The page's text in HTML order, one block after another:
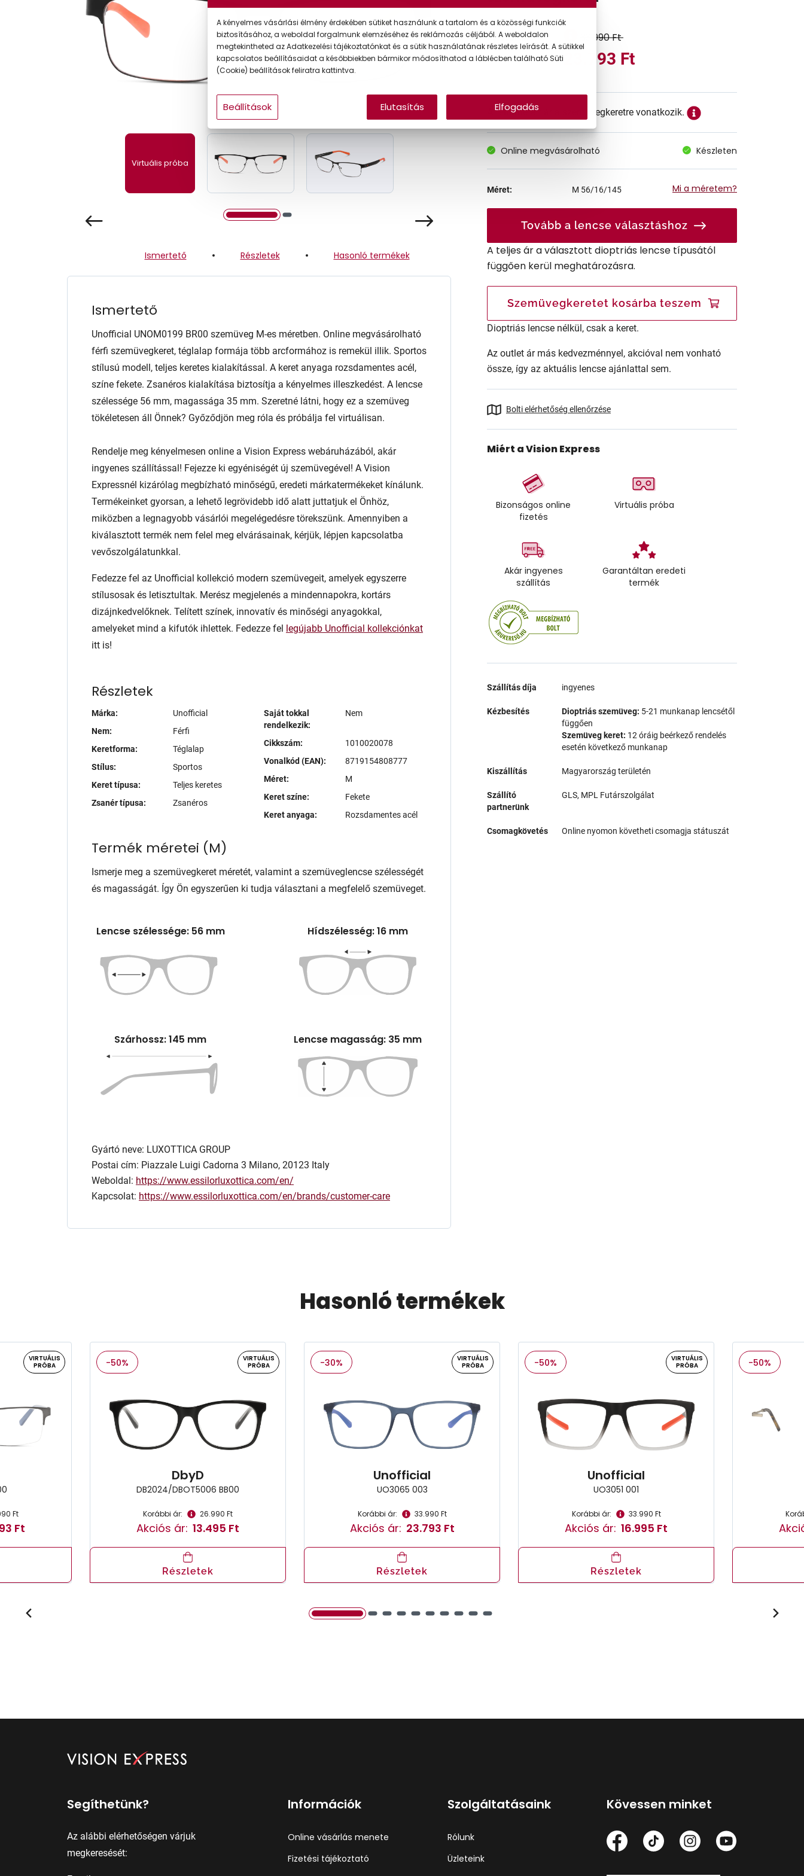
Gyermek
Virtuális próba
Ismertető Részletek Hasonló termékek
Ismertető
Unofficial UNOM0199 BR00 szemüveg M-es méretben. Online megvásárolható
férfi szemüvegkeret, téglalap formája több arcformához is remekül illik. Sportos
stílusú modell, teljes keretes kialakítással. A keret anyaga rozsdamentes acél,
színe fekete. Zsanéros kialakítása biztosítja a kényelmes illeszkedést. A lencse
szélessége 56 mm, magassága 35 mm. Szeretné látni, hogy ez a szemüveg
tökéletesen áll Önnek? Győződjön meg róla és próbálja fel virtuálisan.
Rendelje meg kényelmesen online a Vision Express webáruházából, akár
ingyenes szállítással! Fejezze ki egyéniségét új szemüvegével! A Vision
Expressnél kizárólag megbízható minőségű, eredeti márkatermékeket kínálunk.
Termékeinket gyorsan, a lehető legrövidebb idő alatt juttatjuk el Önhöz,
miközben a legnagyobb vásárlói megelégedésre törekszünk. Amennyiben a
kiválasztott termék nem felel meg elvárásainak, kérjük, lépjen kapcsolatba
vevőszolgálatunkkal.
Fedezze fel az Unofficial kollekció modern szemüvegeit, amelyek egyszerre
stílusosak és letisztultak. Merész megjelenés a mindennapokra, kortárs
dizájnkedvelőknek. Telített színek, innovatív és minőségi anyagokkal,
amelyeket mind a kifutók ihlettek. Fedezze fel legújabb Unofficial kollekciónkat
itt is!
Részletek
Márka:
Unofficial
Nem:
Férfi
Keretforma:
Téglalap
Stílus:
Sportos
Keret típusa:
Teljes keretes
Zsanér típusa:
Zsanéros
Saját tokkal
rendelkezik:
Nem
Cikkszám:
1010020078
Vonalkód (EAN):
8719154808777
Méret:
M
Keret színe:
Fekete
Keret anyaga:
Rozsdamentes acél
Termék méretei (M)
Ismerje meg a szemüvegkeret méretét, valamint a szemüveglencse szélességét
és magasságát. Így Ön egyszerűen ki tudja választani a megfelelő szemüveget.
Lencse szélessége: 56 mm Hídszélesség: 16 mm
Szárhossz: 145 mm Lencse magasság: 35 mm
Gyártó neve: LUXOTTICA GROUP
Postai cím: Piazzale Luigi Cadorna 3 Milano, 20123 Italy
Weboldal: https://www.essilorluxottica.com/en/
Kapcsolat: https://www.essilorluxottica.com/en/brands/customer-care
Korábbi ár: 33.990 Ft
Akciós ár: 23.793 Ft
A feltűntetett ár a szemüvegkeretre vonatkozik.
Online megvásárolható Készleten
Méret: M 56/16/145 Mi a méretem?
Tovább a lencse választáshoz
A teljes ár a választott dioptriás lencse típusától
függően kerül meghatározásra.
Szemüvegkeretet kosárba teszem
Dioptriás lencse nélkül, csak a keret.
Az outlet ár más kedvezménnyel, akcióval nem vonható
össze, így az aktuális lencse ajánlattal sem.
Bolti elérhetőség ellenőrzése
Miért a Vision Express
Bizonságos online
fizetés
Virtuális próba
Akár ingyenes
szállítás
Garantáltan eredeti
termék
Szállítás díja ingyenes
Kézbesítés Dioptriás szemüveg: 5-21 munkanap lencsétől
függően
Szemüveg keret: 12 óráig beérkező rendelés
esetén következő munkanap
Kiszállítás Magyarország területén
Szállító
partnerünk
GLS, MPL Futárszolgálat
Csomagkövetés Online nyomon követheti csomagja státuszát
Hasonló termékek
VIRTUÁLIS
PRÓBA
Ft
Ft
-50%
VIRTUÁLIS
PRÓBA
DbyD
DB2024/DBOT5006 BB00
Korábbi ár: 26.990 Ft
Akciós ár: 13.495 Ft
Részletek
-30%
VIRTUÁLIS
PRÓBA
Unofficial
UO3065 003
Korábbi ár: 33.990 Ft
Akciós ár: 23.793 Ft
Részletek
-50%
VIRTUÁLIS
PRÓBA
Unofficial
UO3051 001
Korábbi ár: 33.990 Ft
Akciós ár: 16.995 Ft
Részletek
-50%
Segíthetünk?
Az alábbi elérhetőségen várjuk
megkeresését:
Információk
Online vásárlás menete
Fizetési tájékoztató
Szolgáltatásaink
Rólunk
Üzleteink
Kövessen minket
A kényelmes vásárlási élmény érdekében sütiket használunk a tartalom és a közösségi funkciók
biztosításához, a weboldal forgalmunk elemzéséhez és reklámozás céljából. A weboldalon
megtekintheted az Adatkezelési tájékoztatónkat és a sütik használatának részletes leírását. A sütikkel
kapcsolatos beállításaidat a későbbiekben bármikor módosíthatod a láblécben található Süti
(Cookie) beállítások feliratra kattintva.
Beállítások Elutasítás Elfogadás